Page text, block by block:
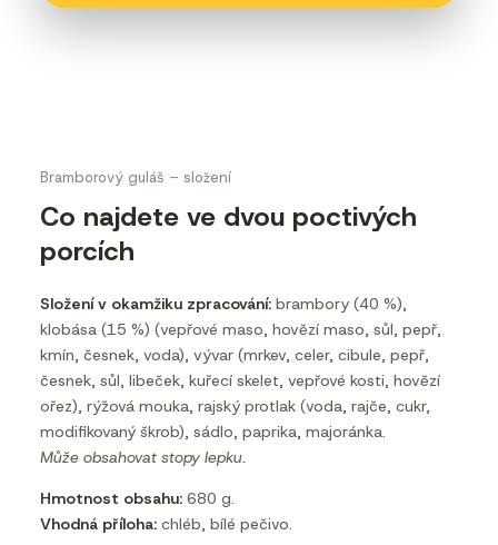
Bramborový guláš – složení
Co najdete ve dvou poctivých
porcích
Složení v okamžiku zpracování: brambory (40 %),
klobása (15 %) (vepřové maso, hovězí maso, sůl, pepř,
kmín, česnek, voda), vývar (mrkev, celer, cibule, pepř,
česnek, sůl, libeček, kuřecí skelet, vepřové kosti, hovězí
ořez), rýžová mouka, rajský protlak (voda, rajče, cukr,
modifikovaný škrob), sádlo, paprika, majoránka.
Může obsahovat stopy lepku.
Hmotnost obsahu: 680 g.
Vhodná příloha: chléb, bílé pečivo.